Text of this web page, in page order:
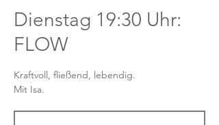
Dienstag 19:30 Uhr:
FLOW
Kraftvoll, fließend, lebendig.
Mit Isa.